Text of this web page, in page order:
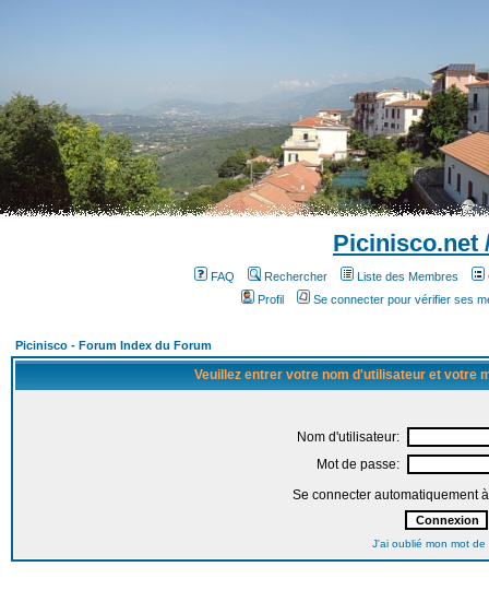
Picinisco.net
FAQ Rechercher Liste des Membres
Profil
Se connecter pour vérifier ses
Picinisco - Forum Index du Forum
Veuillez entrer votre nom d'utilisateur et votre
Nom d'utilisateur:
Mot de passe:
Se connecter automatiquement
J'ai oublié mon mot de